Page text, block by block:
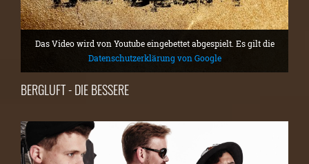
Das Video wird von Youtube eingebettet abgespielt. Es gilt die
Datenschutzerklärung von Google
BERGLUFT - DIE BESSERE